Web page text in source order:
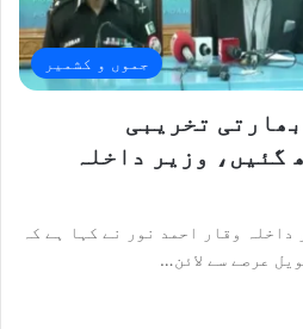
جموں و کشمیر
تخریبی
گئیں، وزیر داخلہ
داخلہ وقار احمد نور نے کہا ہے کہ
عرصے سے لائن…